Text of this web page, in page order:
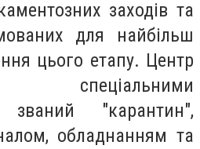
заходів та
для найбільш
цього етапу. Центр
спеціальними
"карантин",
обладнанням та